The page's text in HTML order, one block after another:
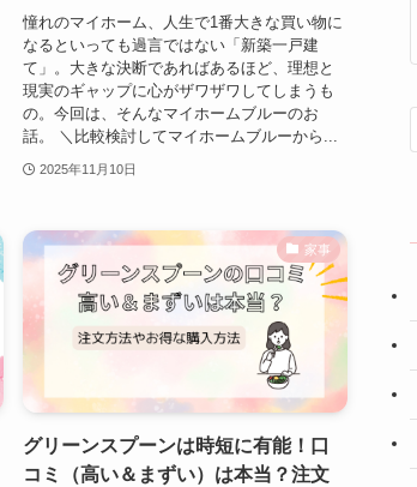
憧れのマイホーム、人生で1番大きな買い物に
なるといっても過言ではない「新築一戸建
て」。大きな決断であればあるほど、理想と
現実のギャップに心がザワザワしてしまうも
の。今回は、そんなマイホームブルーのお
話。 ＼比較検討してマイホームブルーから...
2025年11月10日
家事
グリーンスプーンは時短に有能！口
コミ（高い＆まずい）は本当？注文